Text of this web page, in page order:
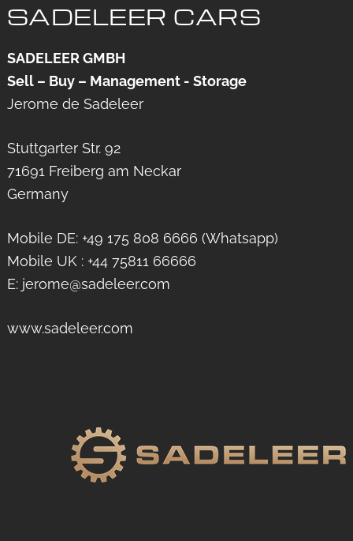
SADELEER CARS
SADELEER GMBH
Sell – Buy – Management - Storage
Jerome de Sadeleer
Stuttgarter Str. 92
71691 Freiberg am Neckar
Germany
Mobile DE: +49 175 808 6666 (Whatsapp)
Mobile UK : +44 75811 66666
E: jerome@sadeleer.com
www.sadeleer.com